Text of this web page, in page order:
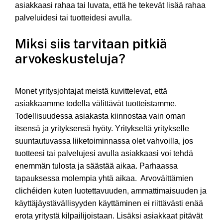
asiakkaasi rahaa tai luvata, että he tekevät lisää rahaa
palveluidesi tai tuotteidesi avulla.
Miksi siis tarvitaan pitkiä
arvokeskusteluja?
Monet yritysjohtajat meistä kuvittelevat, että
asiakkaamme todella välittävät tuotteistamme.
Todellisuudessa asiakasta kiinnostaa vain oman
itsensä ja yrityksensä hyöty. Yritykseltä yritykselle
suuntautuvassa liiketoiminnassa olet vahvoilla, jos
tuotteesi tai palvelujesi avulla asiakkaasi voi tehdä
enemmän tulosta ja säästää aikaa. Parhaassa
tapauksessa molempia yhtä aikaa. Arvoväittämien
clichéiden kuten luotettavuuden, ammattimaisuuden ja
käyttäjäystävällisyyden käyttäminen ei riittävästi enää
erota yritystä kilpailijoistaan. Lisäksi asiakkaat pitävät